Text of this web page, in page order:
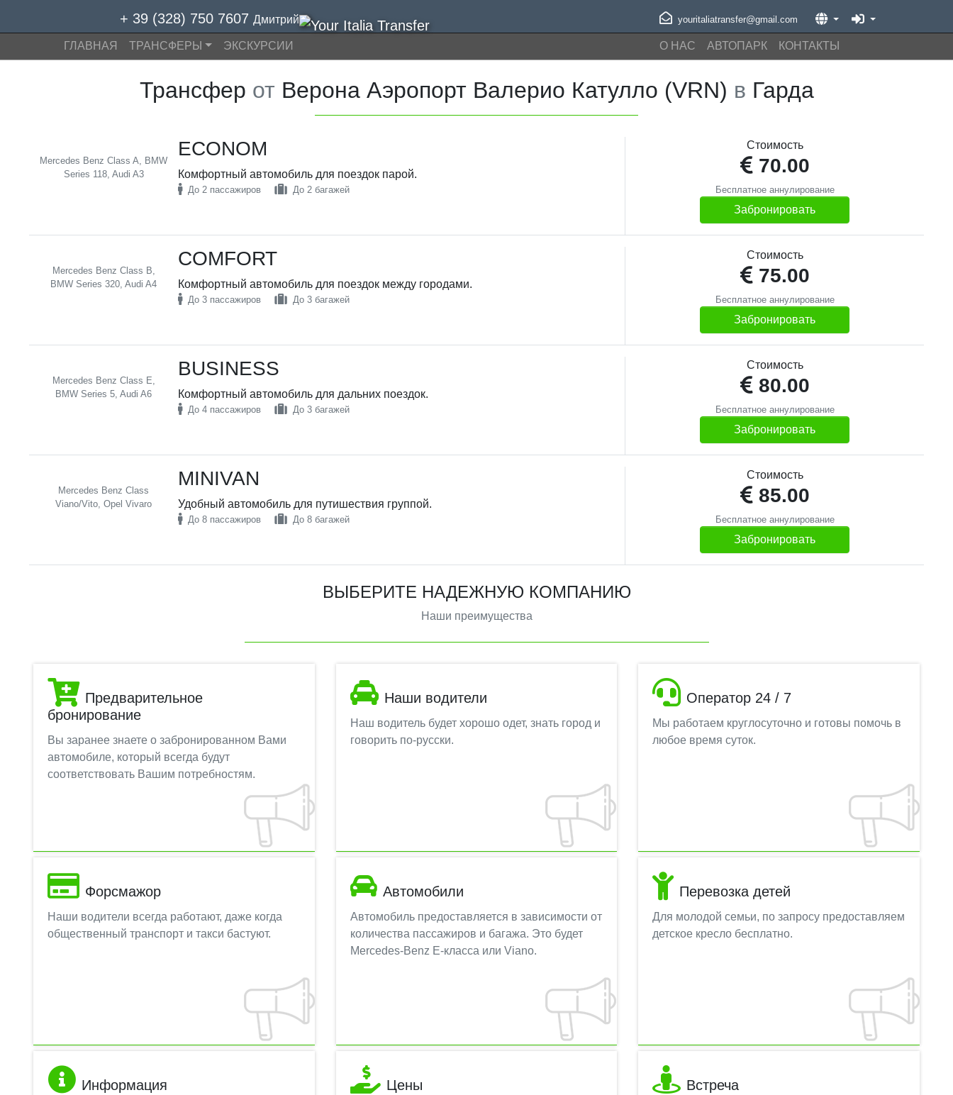
+ 39 (328) 750 7607 Дмитрий
ГЛАВНАЯ ТРАНСФЕРЫ ЭКСКУРСИИ
youritaliatransfer@gmail.com
О НАС АВТОПАРК КОНТАКТЫ
Трансфер от Верона Аэропорт Валерио Катулло (VRN) в Гарда
Mercedes Benz Class A, BMW
Series 118, Audi A3
ECONOM
Комфортный автомобиль для поездок парой.
До 2 пассажиров До 2 багажей
Стоимость
70.00
Бесплатное аннулирование
Забронировать
Mercedes Benz Class B,
BMW Series 320, Audi A4
COMFORT
Комфортный автомобиль для поездок между городами.
До 3 пассажиров До 3 багажей
Стоимость
75.00
Бесплатное аннулирование
Забронировать
Mercedes Benz Class E,
BMW Series 5, Audi A6
BUSINESS
Комфортный автомобиль для дальних поездок.
До 4 пассажиров До 3 багажей
Стоимость
80.00
Бесплатное аннулирование
Забронировать
Mercedes Benz Class
Viano/Vito, Opel Vivaro
MINIVAN
Удобный автомобиль для путишествия группой.
До 8 пассажиров До 8 багажей
Стоимость
85.00
Бесплатное аннулирование
Забронировать
ВЫБЕРИТЕ НАДЕЖНУЮ КОМПАНИЮ
Наши преимущества
Предварительное
бронирование
Вы заранее знаете о забронированном Вами
автомобиле, который всегда будут
соответствовать Вашим потребностям.
Наши водители
Наш водитель будет хорошо одет, знать город и
говорить по-русски.
Оператор 24 / 7
Мы работаем круглосуточно и готовы помочь в
любое время суток.
Форсмажор
Наши водители всегда работают, даже когда
общественный транспорт и такси бастуют.
Автомобили
Автомобиль предоставляется в зависимости от
количества пассажиров и багажа. Это будет
Mercedes-Benz E-класса или Viano.
Перевозка детей
Для молодой семьи, по запросу предоставляем
детское кресло бесплатно.
Информация Цены Встреча